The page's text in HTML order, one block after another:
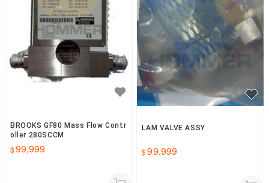
BROOKS GF80 Mass Flow Contr
oller 280SCCM
99,999
LAM VALVE ASSY
99,999